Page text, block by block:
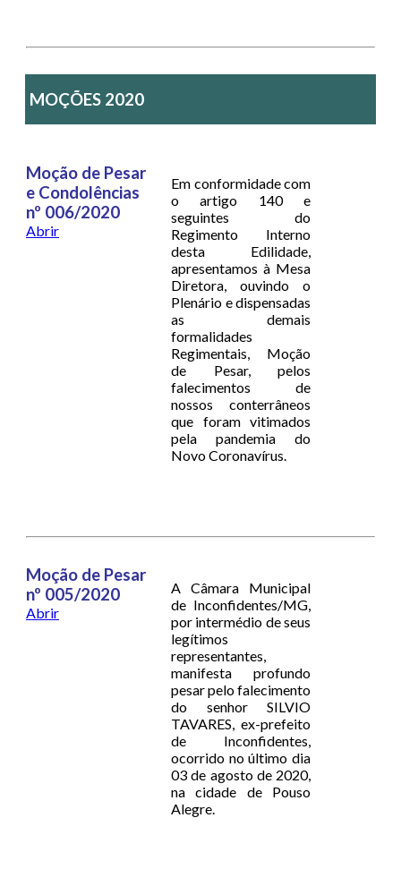
MOÇÕES 2020
Moção de Pesar
e Condolências
nº 006/2020
Abrir
Em conformidade com
o artigo 140 e
seguintes do
Regimento Interno
desta Edilidade,
apresentamos à Mesa
Diretora, ouvindo o
Plenário e dispensadas
as demais
formalidades
Regimentais, Moção
de Pesar, pelos
falecimentos de
nossos conterrâneos
que foram vitimados
pela pandemia do
Novo Coronavírus.
Moção de Pesar
nº 005/2020
Abrir
A Câmara Municipal
de Inconfidentes/MG,
por intermédio de seus
legítimos
representantes,
manifesta profundo
pesar pelo falecimento
do senhor SILVIO
TAVARES, ex-prefeito
de Inconfidentes,
ocorrido no último dia
03 de agosto de 2020,
na cidade de Pouso
Alegre.